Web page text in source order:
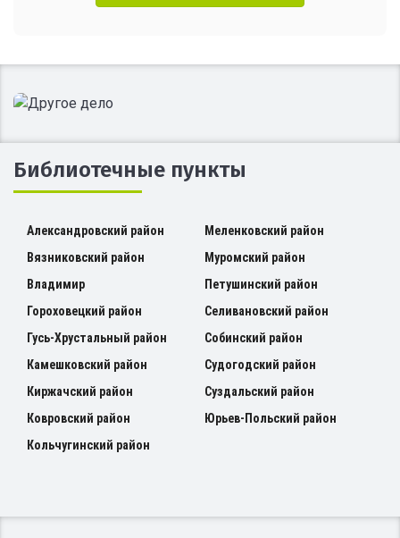
Библиотечные пункты
Александровский район
Вязниковский район
Владимир
Гороховецкий район
Гусь-Хрустальный район
Камешковский район
Киржачский район
Ковровский район
Кольчугинский район
Меленковский район
Муромский район
Петушинский район
Селивановский район
Собинский район
Судогодский район
Суздальский район
Юрьев-Польский район